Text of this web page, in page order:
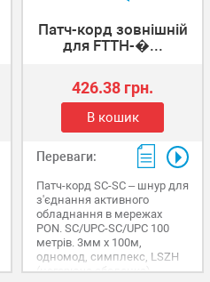
Патч-корд зовнішній
для FTTH-�...
426.38 грн.
В кошик
Переваги:
Патч-корд SC-SC – шнур для
з'єднання активного
обладнання в мережах
PON. SC/UPC-SC/UPC 100
метрів. 3мм х 100м,
одномод, симплекс, LSZH
(негорюча оболонка),